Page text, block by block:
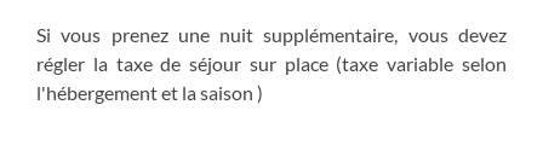
Si vous prenez une nuit supplémentaire, vous devez
régler la taxe de séjour sur place (taxe variable selon
l'hébergement et la saison )